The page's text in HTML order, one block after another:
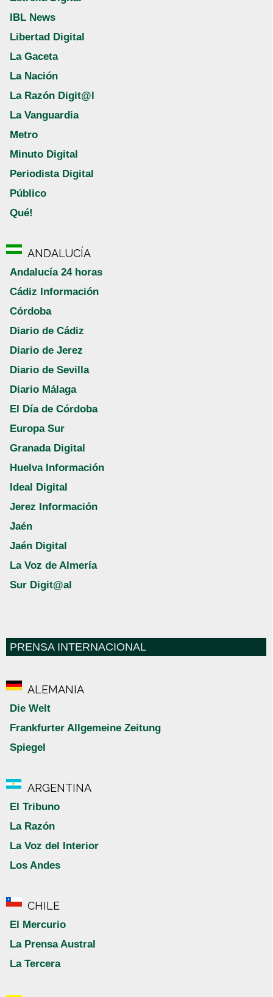
IBL News
Libertad Digital
La Gaceta
La Nación
La Razón Digit@l
La Vanguardia
Metro
Minuto Digital
Periodista Digital
Público
Qué!
ANDALUCÍA
Andalucía 24 horas
Cádiz Información
Córdoba
Diario de Cádiz
Diario de Jerez
Diario de Sevilla
Diario Málaga
El Día de Córdoba
Europa Sur
Granada Digital
Huelva Información
Ideal Digital
Jerez Información
Jaén
Jaén Digital
La Voz de Almería
Sur Digit@al
PRENSA INTERNACIONAL
ALEMANIA
Die Welt
Frankfurter Allgemeine Zeitung
Spiegel
ARGENTINA
El Tribuno
La Razón
La Voz del Interior
Los Andes
CHILE
El Mercurio
La Prensa Austral
La Tercera